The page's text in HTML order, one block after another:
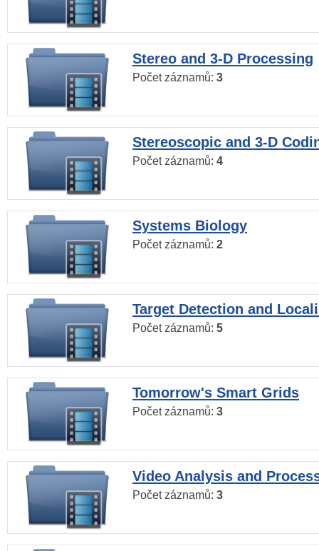
Stereo and 3-D Processing
Počet záznamů: 3
Stereoscopic and 3-D
Počet záznamů: 4
Systems Biology
Počet záznamů: 2
Target Detection and
Počet záznamů: 5
Tomorrow's Smart Grids
Počet záznamů: 3
Video Analysis and
Počet záznamů: 3